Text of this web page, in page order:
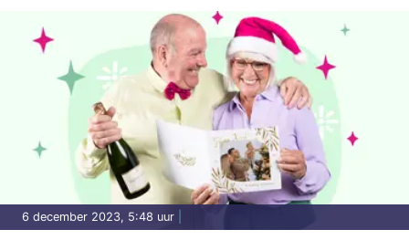
6 december 2023, 5:48 uur